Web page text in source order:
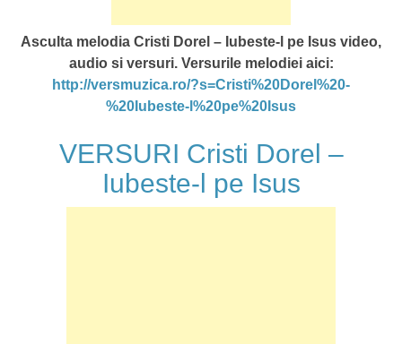
Asculta melodia Cristi Dorel – Iubeste-l pe Isus video,
audio si versuri. Versurile melodiei aici:
http://versmuzica.ro/?s=Cristi%20Dorel%20-
%20Iubeste-l%20pe%20Isus
VERSURI Cristi Dorel –
Iubeste-l pe Isus